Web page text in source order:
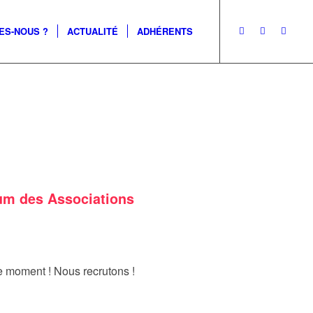
NOUS ? ACTUALITÉ ADHÉRENTS
des Associations
moment ! Nous recrutons !